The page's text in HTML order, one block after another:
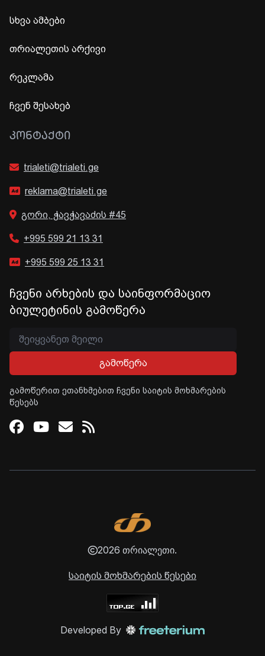
სხვა ამბები
თრიალეთის არქივი
რეკლამა
ჩვენ შესახებ
ᲙᲝᲜᲢᲐᲥᲢᲘ
trialeti@trialeti.ge
reklama@trialeti.ge
გორი, ჭავჭავაძის #45
+995 599 21 13 31
+995 599 25 13 31
ჩვენი არხების და საინფორმაციო
ბიულეტინის გამოწერა
გამოწერა
გამოწერით ეთანხმებით ჩვენი საიტის მოხმარების
წესებს
Facebook
Youtube
Email
RSS
2026 თრიალეთი.
საიტის მოხმარების წესები
Developed By